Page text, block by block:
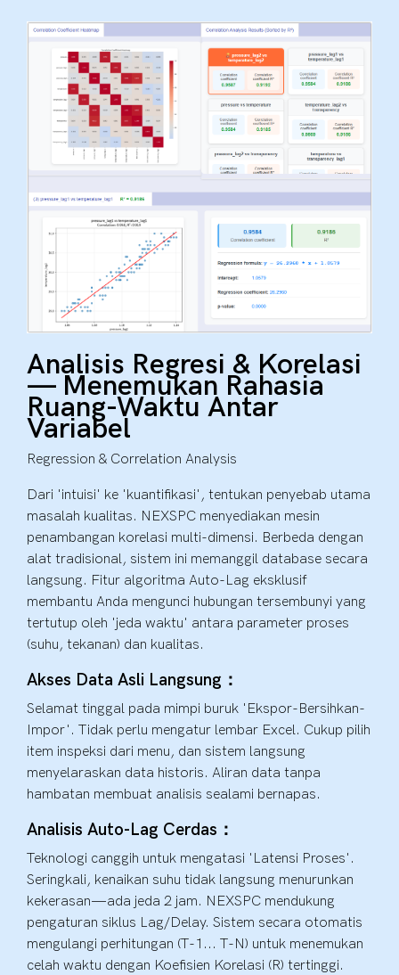
Analisis Regresi & Korelasi
— Menemukan Rahasia
Ruang-Waktu Antar
Variabel
Regression & Correlation Analysis
Dari 'intuisi' ke 'kuantifikasi', tentukan penyebab utama
masalah kualitas. NEXSPC menyediakan mesin
penambangan korelasi multi-dimensi. Berbeda dengan
alat tradisional, sistem ini memanggil database secara
langsung. Fitur algoritma Auto-Lag eksklusif
membantu Anda mengunci hubungan tersembunyi yang
tertutup oleh 'jeda waktu' antara parameter proses
(suhu, tekanan) dan kualitas.
Akses Data Asli Langsung：
Selamat tinggal pada mimpi buruk 'Ekspor-Bersihkan-
Impor'. Tidak perlu mengatur lembar Excel. Cukup pilih
item inspeksi dari menu, dan sistem langsung
menyelaraskan data historis. Aliran data tanpa
hambatan membuat analisis sealami bernapas.
Analisis Auto-Lag Cerdas：
Teknologi canggih untuk mengatasi 'Latensi Proses'.
Seringkali, kenaikan suhu tidak langsung menurunkan
kekerasan—ada jeda 2 jam. NEXSPC mendukung
pengaturan siklus Lag/Delay. Sistem secara otomatis
mengulangi perhitungan (T-1... T-N) untuk menemukan
celah waktu dengan Koefisien Korelasi (R) tertinggi.